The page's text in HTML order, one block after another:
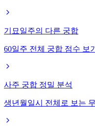
기묘일주의 다른 궁합
60일주 전체 궁합 점수 보기
사주 궁합 정밀 분석
생년월일시 전체로 보는